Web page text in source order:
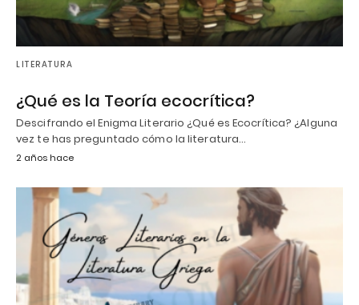
LITERATURA
¿Qué es la Teoría ecocrítica?
Descifrando el Enigma Literario ¿Qué es Ecocrítica? ¿Alguna
vez te has preguntado cómo la literatura…
2 años hace